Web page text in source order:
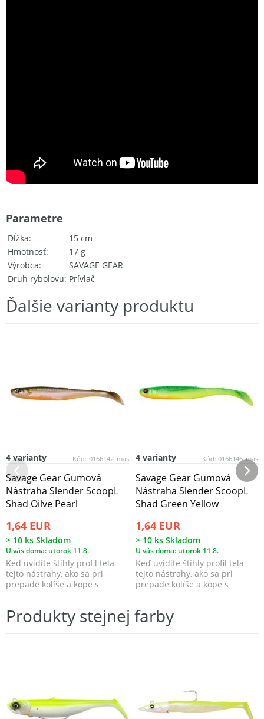
Dĺžka
15 cm
Hmotnosť
17 g
Výrobca
SAVAGE GEAR
Druh rybolovu Prívlač
Parametre
Ďalšie varianty produktu
Kód: 0166142_mas
4 varianty
Savage Gear Gumová
Nástraha Slender ScoopL
Shad Oilve Pearl
1,64 EUR
> 10 ks Skladom
U vás doma: utorok 11.8.
Keď uvidíte štíhly profil tela
tejto nástrahy, ako sa pri
prepade kolíše a kope s
Kód: 0166146_mas
4 varianty
Savage Gear Gumová
Nástraha Slender ScoopL
Shad Green Yellow
1,64 EUR
> 10 ks Skladom
U vás doma: utorok 11.8.
Keď uvidíte štíhly profil tela
tejto nástrahy, ako sa pri
prepade kolíše a kope s
Produkty stejnej farby